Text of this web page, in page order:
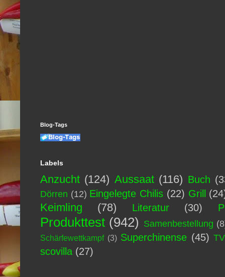
Blog-Tags
Labels
Anzucht (124) Aussaat (116) Buch
Dörren (12) Eingelegte Chilis (22) Grill
Keimling (78) Literatur (30)
Produkttest (942) Samenbestellung
Schärfewettkampf (3) Superchinense (45) TV
scovilla (27)